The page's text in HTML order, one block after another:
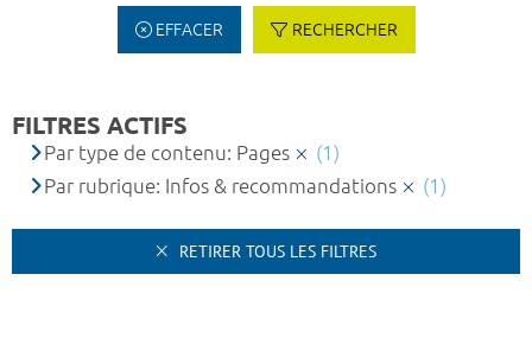
EFFACER RECHERCHER
FILTRES ACTIFS
Par type de contenu: Pages
(1)
Par rubrique: Infos & recommandations
(1)
RETIRER TOUS LES FILTRES